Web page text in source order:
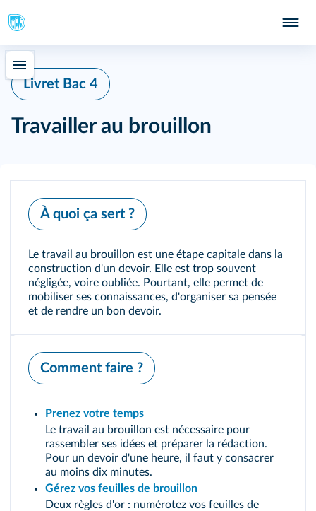
Livret Bac 4
Travailler au brouillon
À quoi ça sert ?
Le travail au brouillon est une étape capitale dans la
construction d'un devoir. Elle est trop souvent
négligée, voire oubliée. Pourtant, elle permet de
mobiliser ses connaissances, d'organiser sa pensée
et de rendre un bon devoir.
Comment faire ?
Prenez votre temps
Le travail au brouillon est nécessaire pour
rassembler ses idées et préparer la rédaction.
Pour un devoir d'une heure, il faut y consacrer
au moins dix minutes.
Gérez vos feuilles de brouillon
Deux règles d'or : numérotez vos feuilles de